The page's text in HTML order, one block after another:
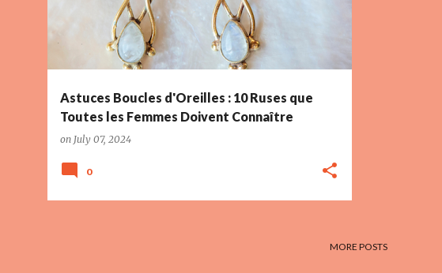
Astuces Boucles d'Oreilles : 10 Ruses que
Toutes les Femmes Doivent Connaître
on July 07, 2024
0
MORE POSTS